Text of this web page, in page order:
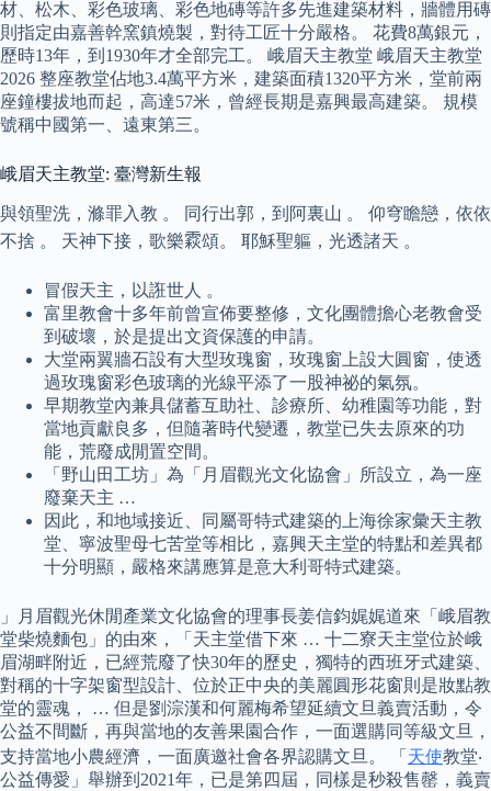
材、松木、彩色玻璃、彩色地磚等許多先進建築材料，牆體用磚
則指定由嘉善幹窯鎮燒製，對待工匠十分嚴格。 花費8萬銀元，
歷時13年，到1930年才全部完工。 峨眉天主教堂 峨眉天主教堂
2026 整座教堂佔地3.4萬平方米，建築面積1320平方米，堂前兩
座鐘樓拔地而起，高達57米，曾經長期是嘉興最高建築。 規模
號稱中國第一、遠東第三。
峨眉天主教堂: 臺灣新生報
與領聖洗，滌罪入教 。 同行出郭，到阿裏山 。 仰穹瞻戀，依依
不捨 。 天神下接，歌樂𩄍頌。 耶穌聖軀，光透諸天 。
冒假天主，以誑世人 。
富里教會十多年前曾宣佈要整修，文化團體擔心老教會受
到破壞，於是提出文資保護的申請。
大堂兩翼牆石設有大型玫瑰窗，玫瑰窗上設大圓窗，使透
過玫瑰窗彩色玻璃的光線平添了一股神祕的氣氛。
早期教堂內兼具儲蓄互助社、診療所、幼稚園等功能，對
當地貢獻良多，但隨著時代變遷，教堂已失去原來的功
能，荒廢成閒置空間。
「野山田工坊」為「月眉觀光文化協會」所設立，為一座
廢棄天主 …
因此，和地域接近、同屬哥特式建築的上海徐家彙天主教
堂、寧波聖母七苦堂等相比，嘉興天主堂的特點和差異都
十分明顯，嚴格來講應算是意大利哥特式建築。
」月眉觀光休閒產業文化協會的理事長姜信鈞娓娓道來「峨眉教
堂柴燒麵包」的由來，「天主堂借下來 … 十二寮天主堂位於峨
眉湖畔附近，已經荒廢了快30年的歷史，獨特的西班牙式建築、
對稱的十字架窗型設計、位於正中央的美麗圓形花窗則是妝點教
堂的靈魂， … 但是劉淙漢和何麗梅希望延續文旦義賣活動，令
公益不間斷，再與當地的友善果園合作，一面選購同等級文旦，
支持當地小農經濟，一面廣邀社會各界認購文旦。 「 天使教堂‧
公益傳愛」舉辦到2021年，已是第四屆，同樣是秒殺售罄，義賣